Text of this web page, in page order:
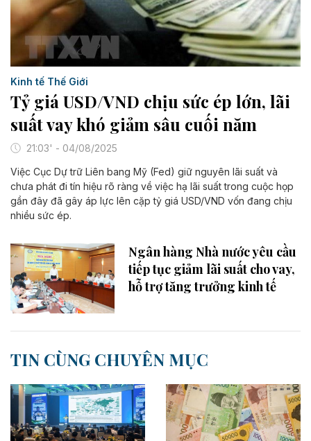
Kinh tế Thế Giới
Tỷ giá USD/VND chịu sức ép lớn, lãi
suất vay khó giảm sâu cuối năm
21:03' - 04/08/2025
Việc Cục Dự trữ Liên bang Mỹ (Fed) giữ nguyên lãi suất và
chưa phát đi tín hiệu rõ ràng về việc hạ lãi suất trong cuộc họp
gần đây đã gây áp lực lên cặp tỷ giá USD/VND vốn đang chịu
nhiều sức ép.
Ngân hàng Nhà nước yêu cầu
tiếp tục giảm lãi suất cho vay,
hỗ trợ tăng trưởng kinh tế
TIN CÙNG CHUYÊN MỤC